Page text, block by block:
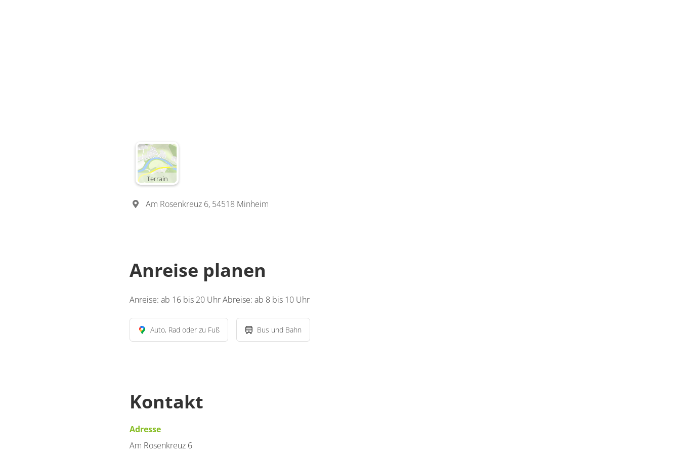
Terrain
Am Rosenkreuz 6, 54518 Minheim
Anreise planen
Anreise: ab 16 bis 20 Uhr Abreise: ab 8 bis 10 Uhr
Auto, Rad oder zu Fuß Bus und Bahn
Kontakt
Adresse
Am Rosenkreuz 6